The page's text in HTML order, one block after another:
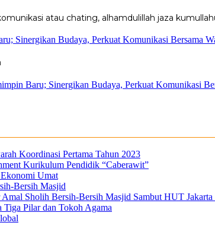
atau chating, alhamdulillah jaza
Sinergikan Budaya, Perkuat Komunikasi Bersama
Baru; Sinergikan Budaya, Perkuat Komunikasi
Koordinasi Pertama Tahun 2023
Kurikulum Pendidik “Caberawit”
Umat
Bersih Masjid
Sholih Bersih-Bersih Masjid Sambut HUT Jakarta
Tiga Pilar dan Tokoh Agama